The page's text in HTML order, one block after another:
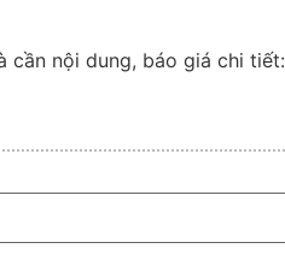
cần nội dung, báo giá chi tiết: